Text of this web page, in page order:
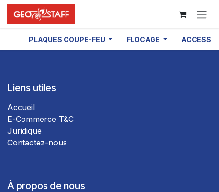
Se rendre au contenu
PLAQUES COUPE-FEU FLOCAGE
Liens utiles
Accueil
E-Commerce T&C
Juridique
Contactez-nous
À propos de nous